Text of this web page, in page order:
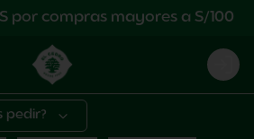
por compras mayores a S/100
pedir?